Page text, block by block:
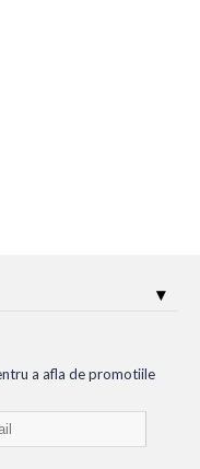
a afla de promotiile